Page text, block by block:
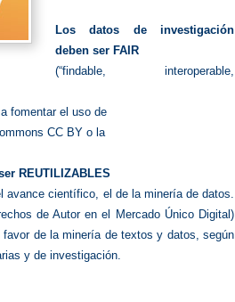
Los datos de investigación
deben serFAIR
(“findable, interoperable,
fomentar el uso de
CC BY o la
REUTILIZABLES
avance científico, el de la minería de datos.
de Autor en el Mercado Único Digital)
favor de laminería de textos y datos, según
y de investigación.